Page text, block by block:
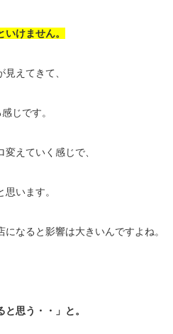
けません。
えてきて、
じです。
えていく感じで、
います。
なると影響は大きいんですよね。
思う・・」と。